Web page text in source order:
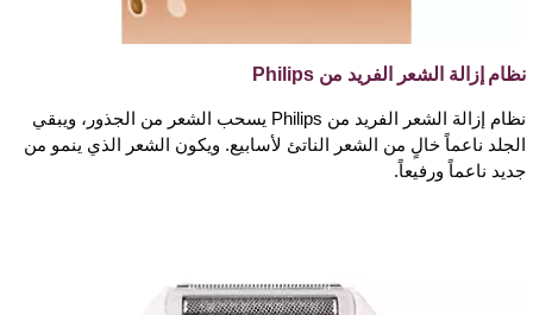
نظام إزالة الشعر الفريد من Philips
نظام إزالة الشعر الفريد من Philips يسحب الشعر من الجذور، ويبقي
الجلد ناعماً خالٍ من الشعر الناتئ لأسابيع. ويكون الشعر الذي ينمو من
جديد ناعماً ورفيعاً.